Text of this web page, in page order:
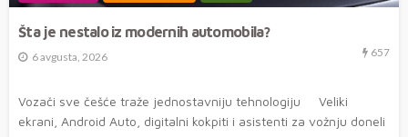
Šta je nestalo iz modernih automobila?
6 avgusta, 2026 657
Vozači sve češće traže jednostavniju tehnologiju Veliki
ekrani, Android Auto, digitalni kokpiti i asistenti za vožnju doneli